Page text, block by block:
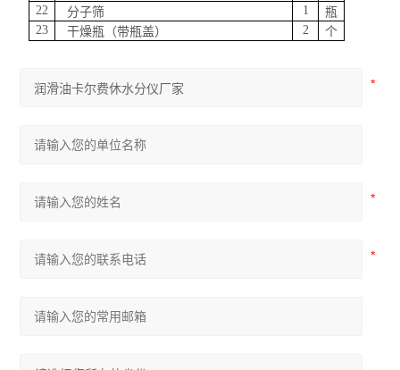
22
分子筛 1
瓶
23 干燥瓶（带瓶盖） 2 个